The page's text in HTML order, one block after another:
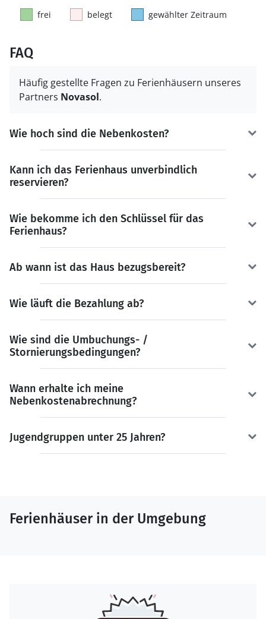
frei belegt gewählter Zeitraum
FAQ
Häufig gestellte Fragen zu Ferienhäusern unseres
Partners Novasol.
Wie hoch sind die Nebenkosten?
Kann ich das Ferienhaus unverbindlich
reservieren?
Wie bekomme ich den Schlüssel für das
Ferienhaus?
Ab wann ist das Haus bezugsbereit?
Wie läuft die Bezahlung ab?
Wie sind die Umbuchungs- /
Stornierungsbedingungen?
Wann erhalte ich meine
Nebenkostenabrechnung?
Jugendgruppen unter 25 Jahren?
Ferienhäuser in der Umgebung